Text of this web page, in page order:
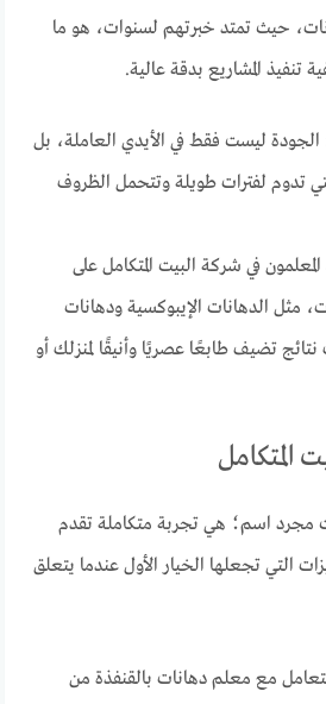
حيث تمتد خبرتهم لسنوات، هو ما
المشاريع بدقة عالية.
الجودة ليست فقط في الأيدي العاملة، بل
التي تدوم لفترات طويلة وتتحمل الظروف
في شركة البيت المتكامل على
مثل الدهانات الإيبوكسية ودهانات
تضيف طابعًا عصريًا وأنيقًا لمنزلك أو
المتكامل
مجرد اسم؛ هي تجربة متكاملة تقدم
التي تجعلها الخيار الأول عندما يتعلق
التعامل مع معلم دهانات بالقنفذة من